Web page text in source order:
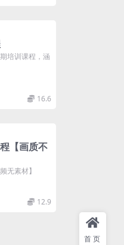
培训课程，涵
16.6
【画质不
无素材】
12.9
首页